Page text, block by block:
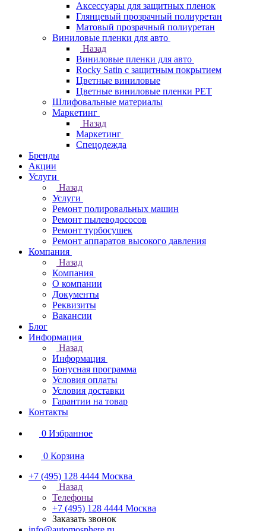
Аксессуары для защитных пленок
Глянцевый прозрачный полиуретан
Матовый прозрачный полиуретан
Виниловые пленки для авто
Назад
Виниловые пленки для авто
Rocky Satin с защитным покрытием
Цветные виниловые
Цветные виниловые пленки PET
Шлифовальные материалы
Маркетинг
Назад
Маркетинг
Спецодежда
Бренды
Акции
Услуги
Назад
Услуги
Ремонт полировальных машин
Ремонт пылеводососов
Ремонт турбосушек
Ремонт аппаратов высокого давления
Компания
Назад
Компания
О компании
Документы
Реквизиты
Вакансии
Блог
Информация
Назад
Информация
Бонусная программа
Условия оплаты
Условия доставки
Гарантии на товар
Контакты
0 Избранное
0 Корзина
+7 (495) 128 4444 Москва
Назад
Телефоны
+7 (495) 128 4444 Москва
Заказать звонок